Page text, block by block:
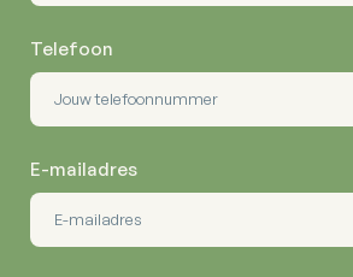
Telefoon
E-mailadres